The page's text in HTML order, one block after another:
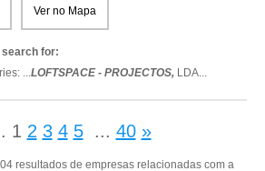
Ver no Mapa
search for:
...LOFTSPACE - PROJECTOS, LDA...
1 2 3 4 5 ... 40 »
resultados de empresas relacionadas com a